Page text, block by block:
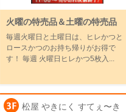
火曜の特売品＆土曜の特売品
毎週火曜日と土曜日は、ヒレかつと
ロースかつのお持ち帰りがお得で
す！ 毎週 火曜日ヒレかつ5枚入...
松屋 やきにく すてぇ〜き